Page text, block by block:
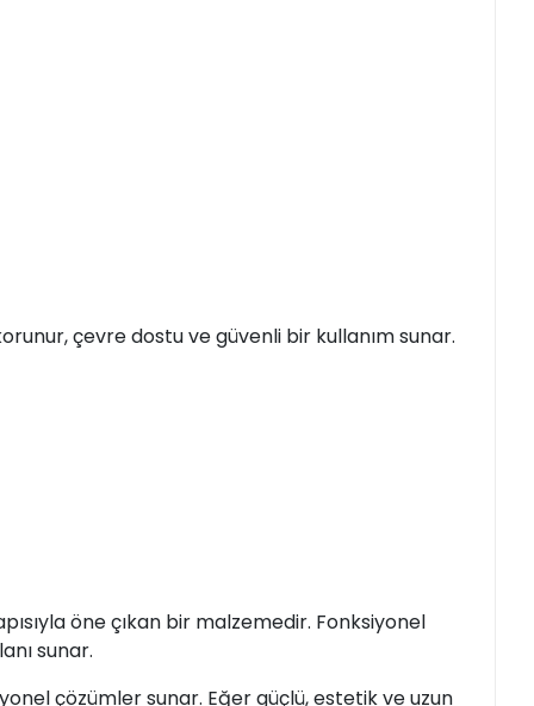
çevre dostu ve güvenli bir kullanım sunar.
öne çıkan bir malzemedir. Fonksiyonel
sunar.
çözümler sunar. Eğer güçlü, estetik ve uzun